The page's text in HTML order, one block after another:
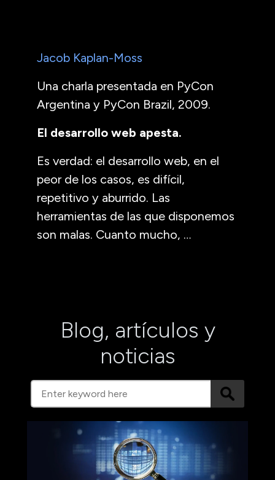
Jacob Kaplan-Moss
Una charla presentada en PyCon
Argentina y PyCon Brazil, 2009.
El desarrollo web apesta.
Es verdad: el desarrollo web, en el
peor de los casos, es difícil,
repetitivo y aburrido. Las
herramientas de las que disponemos
son malas. Cuanto mucho, …
Blog, artículos y
noticias